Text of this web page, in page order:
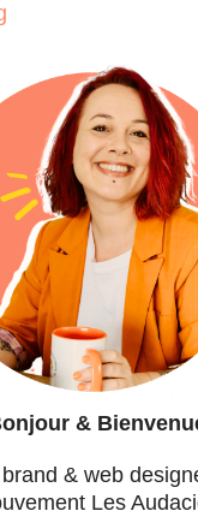
&
& web
Les